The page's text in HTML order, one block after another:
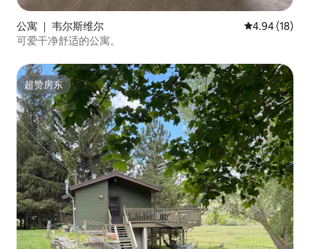
公寓 ｜ 韦尔斯维尔 平均评分
4.94 (18)
可爱干净舒适的公寓。
超赞房东
超赞房东